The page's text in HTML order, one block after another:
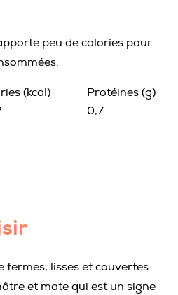
peu de calories pour
(kcal)
Protéines (g)
0,7
fermes, lisses et couvertes
et mate qui est un signe